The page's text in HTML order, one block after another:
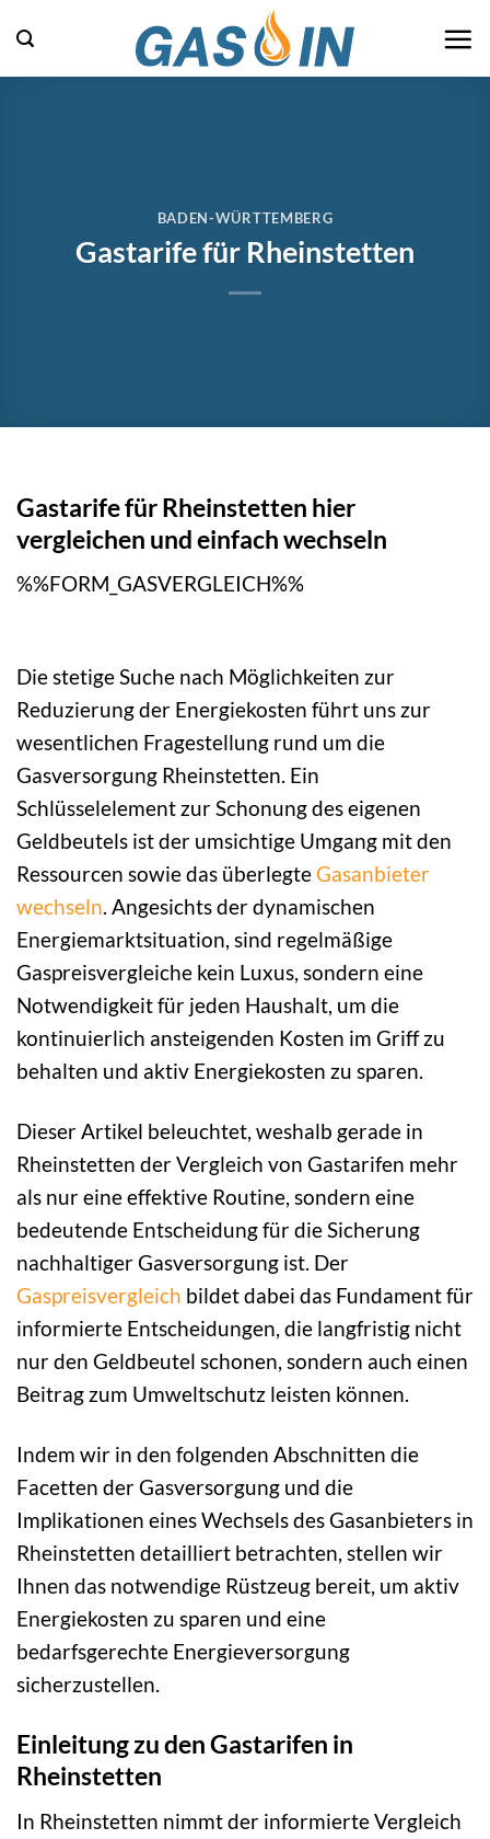
Inhalt
springen
BADEN-WÜRTTEMBERG
Gastarife für Rheinstetten
Gastarife für Rheinstetten hier
vergleichen und einfach wechseln
%%FORM_GASVERGLEICH%%
Die stetige Suche nach Möglichkeiten zur
Reduzierung der Energiekosten führt uns zur
wesentlichen Fragestellung rund um die
Gasversorgung Rheinstetten. Ein
Schlüsselelement zur Schonung des eigenen
Geldbeutels ist der umsichtige Umgang mit den
Ressourcen sowie das überlegte Gasanbieter
wechseln. Angesichts der dynamischen
Energiemarktsituation, sind regelmäßige
Gaspreisvergleiche kein Luxus, sondern eine
Notwendigkeit für jeden Haushalt, um die
kontinuierlich ansteigenden Kosten im Griff zu
behalten und aktiv Energiekosten zu sparen.
Dieser Artikel beleuchtet, weshalb gerade in
Rheinstetten der Vergleich von Gastarifen mehr
als nur eine effektive Routine, sondern eine
bedeutende Entscheidung für die Sicherung
nachhaltiger Gasversorgung ist. Der
Gaspreisvergleich bildet dabei das Fundament für
informierte Entscheidungen, die langfristig nicht
nur den Geldbeutel schonen, sondern auch einen
Beitrag zum Umweltschutz leisten können.
Indem wir in den folgenden Abschnitten die
Facetten der Gasversorgung und die
Implikationen eines Wechsels des Gasanbieters in
Rheinstetten detailliert betrachten, stellen wir
Ihnen das notwendige Rüstzeug bereit, um aktiv
Energiekosten zu sparen und eine
bedarfsgerechte Energieversorgung
sicherzustellen.
Einleitung zu den Gastarifen in
Rheinstetten
In Rheinstetten nimmt der informierte Vergleich